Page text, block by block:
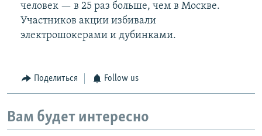
человек — в 25 раз больше, чем в Москве.
Участников акции избивали
электрошокерами и дубинками.
Поделиться Follow us
Вам будет интересно